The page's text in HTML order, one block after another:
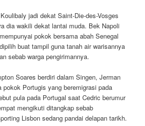
jadi dekat Saint-Die-des-Vosges
dia wakili dekat lantai muda. Bek Napoli
pokok bersama abah Senegal
buat tampil guna tanah air warisannya
sebab warga pengirimannya.
Soares berdiri dalam Singen, Jerman
pokok Portugis yang beremigrasi pada
pula pada Portugal saat Cedric berumur
mengikuti ditangkap sebab
Lisbon sedang pandai delapan tarikh.